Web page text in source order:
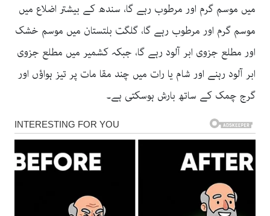
میں موسم گرم اور مرطوب رہے گا، سندھ کے بیشتر اضلاع میں
موسم گرم اور مرطوب رہے گا، گلگت بلتستان میں موسم خشک
اور مطلع جزوی ابر آلود رہے گا، جبکہ کشمیر میں مطلع جزوی
ابر آلود رہنے اور شام یا رات میں چند مقا مات پر تیز ہواؤں اور
گرج چمک کے ساتھ بارش ہوسکتی ہے۔